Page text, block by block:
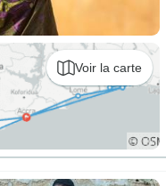
Voir la carte